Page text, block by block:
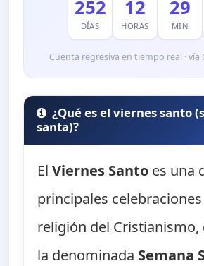
252
DÍAS
12
HORAS
29
MIN
Cuenta regresiva en tiempo real · vía
¿Qué es el viernes santo
santa)?
ElViernes Santo es una
principales
religión del Cristianismo,
la denominada Semana